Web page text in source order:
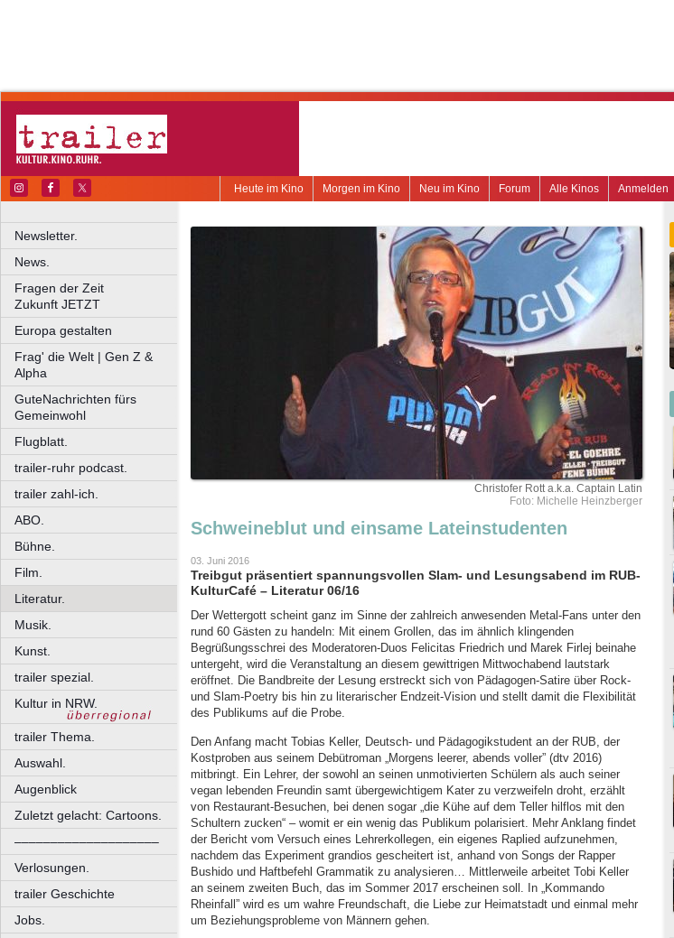
Anmelden
Alle Kinos
Forum
Neu im Kino
Morgen im Kino
Heute im Kino
Newsletter.
News.
Fragen der Zeit
Zukunft JETZT
Europa gestalten
Frag' die Welt | Gen Z &
Alpha
GuteNachrichten fürs
Gemeinwohl
Flugblatt.
trailer-ruhr podcast.
trailer zahl-ich.
ABO.
Bühne.
Film.
Literatur.
Musik.
Kunst.
trailer spezial.
Kultur in NRW.
trailer Thema.
Auswahl.
Augenblick
Zuletzt gelacht: Cartoons.
––––––––––––––––––––
Verlosungen.
trailer Geschichte
Jobs.
Christofer Rott a.k.a. Captain Latin
Foto: Michelle Heinzberger
Schweineblut und einsame Lateinstudenten
03. Juni 2016
Treibgut präsentiert spannungsvollen Slam- und Lesungsabend im RUB-
KulturCafé – Literatur 06/16
Der Wettergott scheint ganz im Sinne der zahlreich anwesenden Metal-Fans unter den
rund 60 Gästen zu handeln: Mit einem Grollen, das im ähnlich klingenden
Begrüßungsschrei des Moderatoren-Duos Felicitas Friedrich und Marek Firlej beinahe
untergeht, wird die Veranstaltung an diesem gewittrigen Mittwochabend lautstark
eröffnet. Die Bandbreite der Lesung erstreckt sich von Pädagogen-Satire über Rock-
und Slam-Poetry bis hin zu literarischer Endzeit-Vision und stellt damit die Flexibilität
des Publikums auf die Probe.
Den Anfang macht Tobias Keller, Deutsch- und Pädagogikstudent an der RUB, der
Kostproben aus seinem Debütroman „Morgens leerer, abends voller” (dtv 2016)
mitbringt. Ein Lehrer, der sowohl an seinen unmotivierten Schülern als auch seiner
vegan lebenden Freundin samt übergewichtigem Kater zu verzweifeln droht, erzählt
von Restaurant-Besuchen, bei denen sogar „die Kühe auf dem Teller hilflos mit den
Schultern zucken“ – womit er ein wenig das Publikum polarisiert. Mehr Anklang findet
der Bericht vom Versuch eines Lehrerkollegen, ein eigenes Raplied aufzunehmen,
nachdem das Experiment grandios gescheitert ist, anhand von Songs der Rapper
Bushido und Haftbefehl Grammatik zu analysieren… Mittlerweile arbeitet Tobi Keller
an seinem zweiten Buch, das im Sommer 2017 erscheinen soll. In „Kommando
Rheinfall” wird es um wahre Freundschaft, die Liebe zur Heimatstadt und einmal mehr
um Beziehungsprobleme von Männern gehen.